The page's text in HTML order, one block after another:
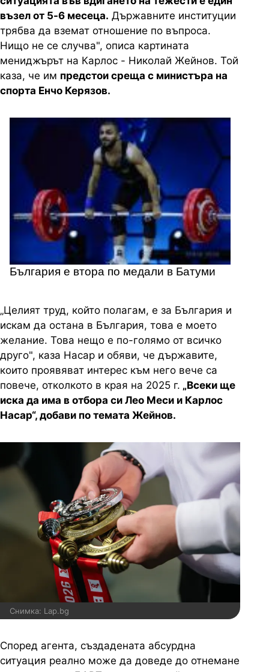
възел от 5-6 месеца. Държавните институции
трябва да вземат отношение по въпроса.
Нищо не се случва", описа картината
мениджърът на Карлос - Николай Жейнов. Той
каза, че им предстои среща с министъра на
спорта Енчо Керязов.
България е втора по медали в Батуми
„Целият труд, който полагам, е за България и
искам да остана в България, това е моето
желание. Това нещо е по-голямо от всичко
друго", каза Насар и обяви, че държавите,
които проявяват интерес към него вече са
повече, отколкото в края на 2025 г. „Всеки ще
иска да има в отбора си Лео Меси и Карлос
Насар“, добави по темата Жейнов.
Снимка: Lap.bg
Според агента, създадената абсурдна
ситуация реално може да доведе до отнемане